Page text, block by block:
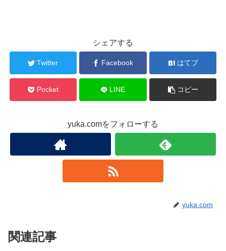
シェアする
Twitter Facebook はてブ
Pocket LINE コピー
yuka.comをフォローする
yuka.com
関連記事